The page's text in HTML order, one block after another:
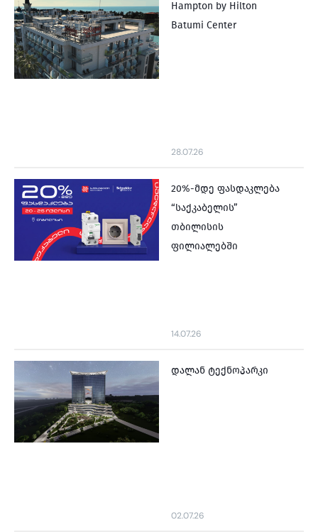
Hampton by Hilton
Batumi Center
28.07.26
20%-მდე ფასდაკლება
“საქკაბელის”
თბილისის
ფილიალებში
14.07.26
დალან ტექნოპარკი
02.07.26